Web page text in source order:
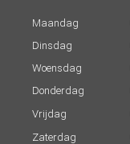
Maandag
Dinsdag
Woensdag
Donderdag
Vrijdag
Zaterdag